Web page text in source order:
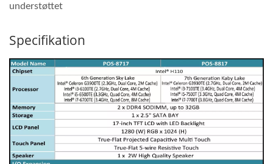
understøttet
Specifikation